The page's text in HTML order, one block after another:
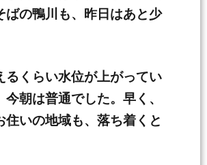
ばの鴨川も、昨日はあと少
るくらい水位が上がってい
今朝は普通でした。早く、
住いの地域も、落ち着くと